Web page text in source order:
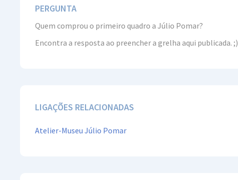
PERGUNTA
Quem comprou o primeiro quadro a Júlio Pomar?
Encontra a resposta ao preencher a grelha aqui publicada. ;)
LIGAÇÕES RELACIONADAS
Atelier-Museu Júlio Pomar